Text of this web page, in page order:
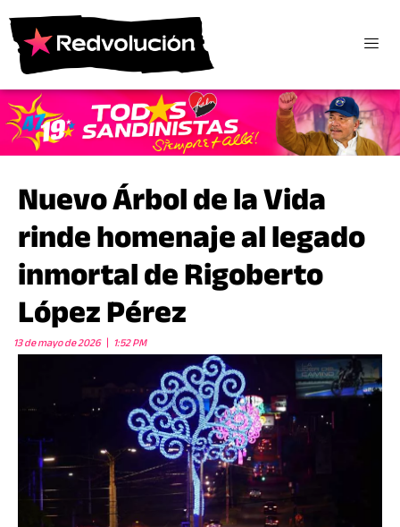
Nuevo Árbol de la Vida
rinde homenaje al legado
inmortal de Rigoberto
López Pérez
13 de mayo de 2026 1:52 PM